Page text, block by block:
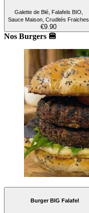
Galette de Blé, Falafels BIO,
Sauce Maison, Crudités Fraiches
€9.90
Nos Burgers 🍔
Burger BIG Falafel